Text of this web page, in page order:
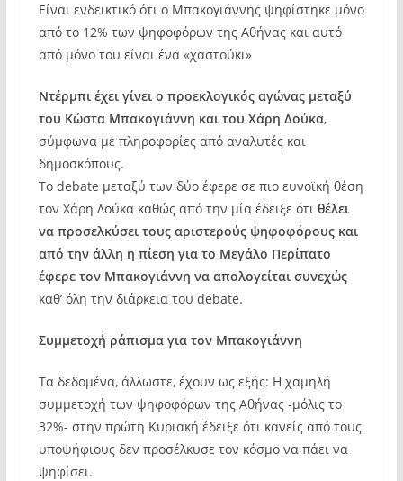
Είναι ενδεικτικό ότι ο Μπακογιάννης ψηφίστηκε μόνο
από το 12% των ψηφοφόρων της Αθήνας και αυτό
από μόνο του είναι ένα «χαστούκι»
Ντέρμπι έχει γίνει ο προεκλογικός αγώνας μεταξύ
του Κώστα Μπακογιάννη και του Χάρη Δούκα,
σύμφωνα με πληροφορίες από αναλυτές και
δημοσκόπους.
To debate μεταξύ των δύο έφερε σε πιο ευνοϊκή θέση
τον Χάρη Δούκα καθώς από την μία έδειξε ότι θέλει
να προσελκύσει τους αριστερούς ψηφοφόρους και
από την άλλη η πίεση για το Μεγάλο Περίπατο
έφερε τον Μπακογιάννη να απολογείται συνεχώς
καθ’ όλη την διάρκεια του debate.
Συμμετοχή ράπισμα για τον Μπακογιάννη
Τα δεδομένα, άλλωστε, έχουν ως εξής: Η χαμηλή
συμμετοχή των ψηφοφόρων της Αθήνας -μόλις το
32%- στην πρώτη Κυριακή έδειξε ότι κανείς από τους
υποψήφιους δεν προσέλκυσε τον κόσμο να πάει να
ψηφίσει.